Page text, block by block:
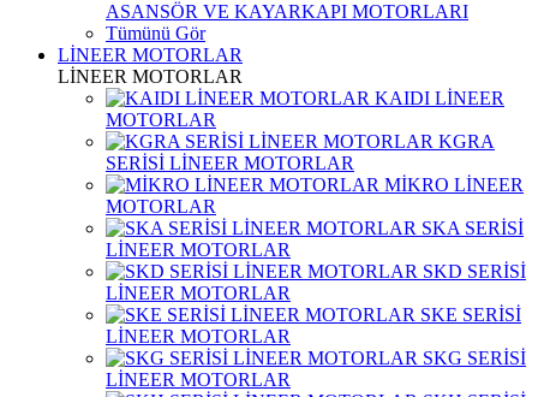
ASANSÖR VE KAYARKAPI MOTORLARI
Tümünü Gör
LİNEER MOTORLAR
LİNEER MOTORLAR
KAIDI LİNEER
MOTORLAR
KGRA
SERİSİ LİNEER MOTORLAR
MİKRO LİNEER
MOTORLAR
SKA SERİSİ
LİNEER MOTORLAR
SKD SERİSİ
LİNEER MOTORLAR
SKE SERİSİ
LİNEER MOTORLAR
SKG SERİSİ
LİNEER MOTORLAR